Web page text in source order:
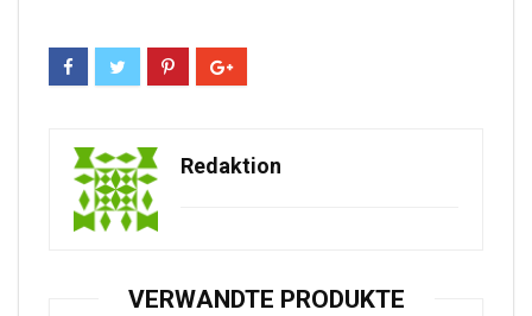
Redaktion
VERWANDTE PRODUKTE